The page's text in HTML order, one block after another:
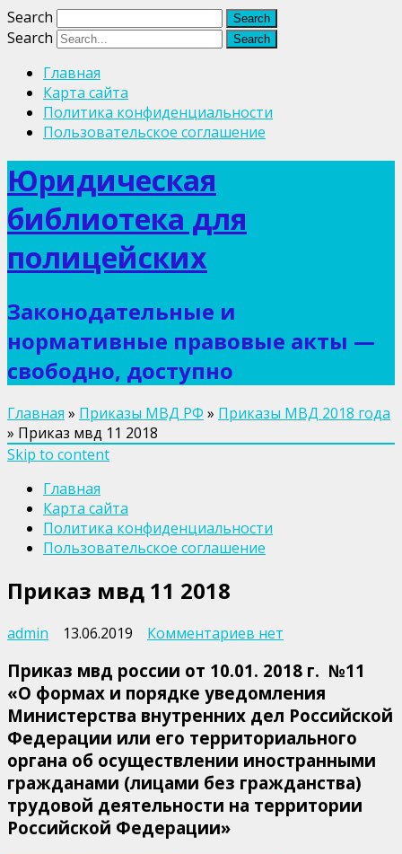
Search
Search
Главная
Карта сайта
Политика конфиденциальности
Пользовательское соглашение
Юридическая
библиотека для
полицейских
Законодательные и
нормативные правовые акты —
свободно, доступно
Главная » Приказы МВД РФ » Приказы МВД 2018 года
» Приказ мвд 11 2018
Skip to content
Главная
Карта сайта
Политика конфиденциальности
Пользовательское соглашение
Приказ мвд 11 2018
admin 13.06.2019 Комментариев к
Приказ
мвд
11
2018
нет
Приказ мвд россии от 10.01. 2018 г. №11
«О формах и порядке уведомления
Министерства внутренних дел Российской
Федерации или его территориального
органа об осуществлении иностранными
гражданами (лицами без гражданства)
трудовой деятельности на территории
Российской Федерации»